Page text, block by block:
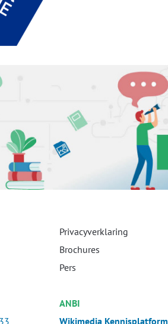
Privacyverklaring
Brochures
Pers
ANBI
Wikimedia Kennisplatform